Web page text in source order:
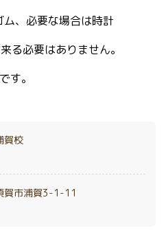
、必要な場合は時計
る必要はありません。
す。
賀校
市浦賀3-1-11